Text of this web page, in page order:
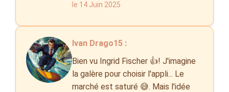
le 14 Juin 2025
Ivan Drago15 :
Bien vu Ingrid Fischer 👍! J'imagine
la galère pour choisir l'appli... Le
marché est saturé 😅. Mais l'idée